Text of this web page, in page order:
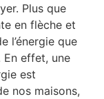
Plus que
en flèche et
l’énergie que
En effet, une
est
nos maisons,